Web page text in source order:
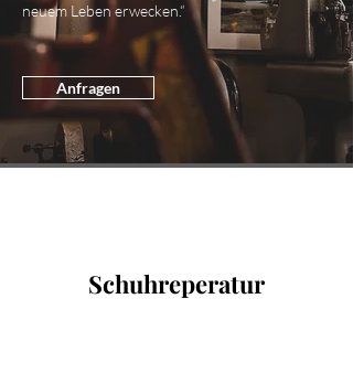
neuem Leben erwecken.“
Anfragen
Schuhreperatur